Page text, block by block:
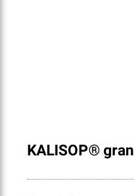
KALISOP® gran